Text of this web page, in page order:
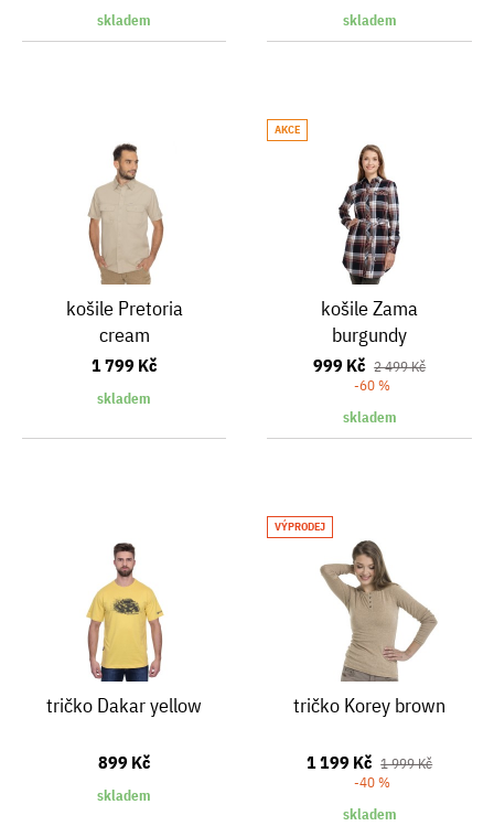
skladem
skladem
košile Pretoria
cream
1 799 Kč
skladem
AKCE
košile Zama
burgundy
999 Kč 2 499 Kč
-60 %
skladem
tričko Dakar yellow
899 Kč
skladem
VÝPRODEJ
tričko Korey brown
1 199 Kč 1 999 Kč
-40 %
skladem